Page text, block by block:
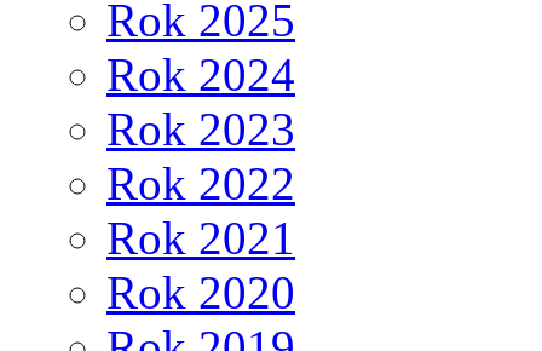
Rok 2025
Rok 2024
Rok 2023
Rok 2022
Rok 2021
Rok 2020